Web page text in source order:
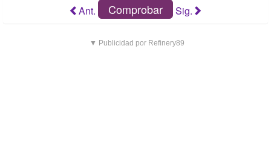
Ant. Comprobar Sig.
▼ Publicidad por Refinery89